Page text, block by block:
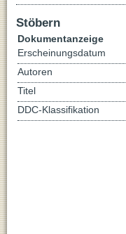
Stöbern
Dokumentanzeige
Erscheinungsdatum
Autoren
Titel
DDC-Klassifikation